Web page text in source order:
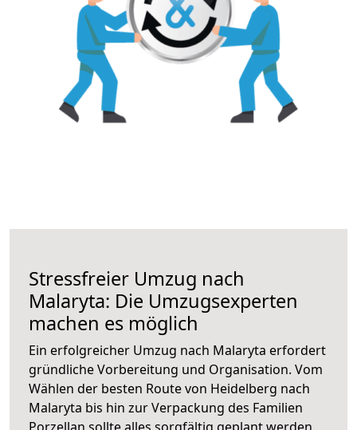
Stressfreier Umzug nach
Malaryta: Die Umzugsexperten
machen es möglich
Ein erfolgreicher Umzug nach Malaryta erfordert
gründliche Vorbereitung und Organisation. Vom
Wählen der besten Route von Heidelberg nach
Malaryta bis hin zur Verpackung des Familien